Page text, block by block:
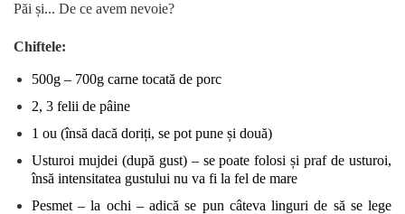
Păi și... De ce avem nevoie?
Chiftele:
500g – 700g carne tocată de porc
2, 3 felii de pâine
1 ou (însă dacă doriți, se pot pune și două)
Usturoi mujdei (după gust) – se poate folosi și praf de usturoi,
însă intensitatea gustului nu va fi la fel de mare
Pesmet – la ochi – adică se pun câteva linguri de să se lege